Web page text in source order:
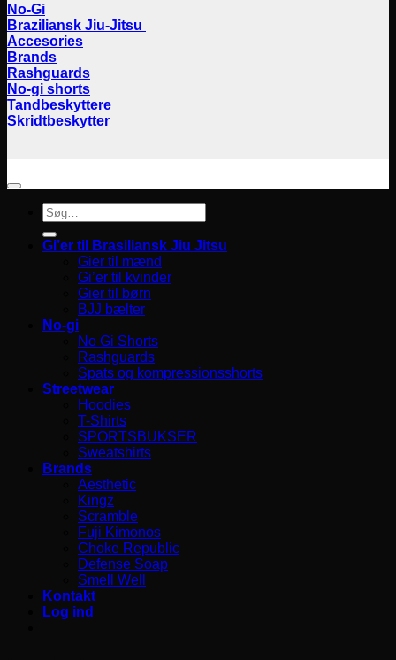
No-Gi
Braziliansk Jiu-Jitsu
Accesories
Brands
Rashguards
No-gi shorts
Tandbeskyttere
Skridtbeskytter
Søg
efter:
Gi’er til Brasiliansk Jiu Jitsu
Gier til mænd
Gi’er til kvinder
Gier til børn
BJJ bælter
No-gi
No Gi Shorts
Rashguards
Spats og kompressionsshorts
Streetwear
Hoodies
T-Shirts
SPORTSBUKSER
Sweatshirts
Brands
Aesthetic
Kingz
Scramble
Fuji Kimonos
Choke Republic
Defense Soap
Smell Well
Kontakt
Log ind